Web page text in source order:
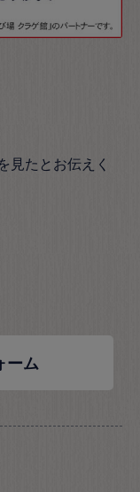
見たとお伝えく
ーム